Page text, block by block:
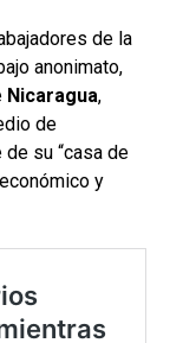
de la
anonimato,
Nicaragua,
de
su “casa de
y